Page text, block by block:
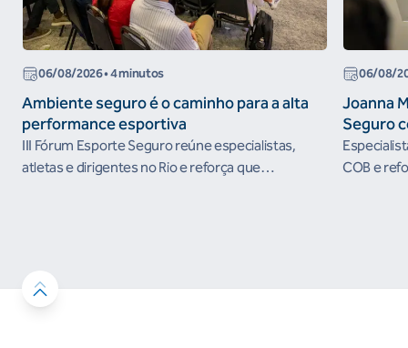
06/08/2026• 4 minutos
Ambiente seguro é o caminho para a alta
performance esportiva
III Fórum Esporte Seguro reúne especialistas,
atletas e dirigentes no Rio e reforça que
06/08/
Joanna
Seguro
COB e